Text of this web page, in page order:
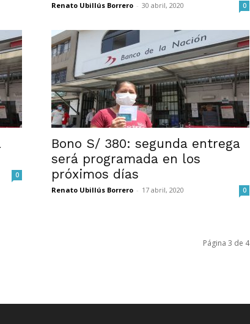
Renato Ubillús Borrero - 30 abril, 2020 0
0
Bono S/ 380: segunda entrega
será programada en los
próximos días
Renato Ubillús Borrero - 17 abril, 2020 0
Página 3 de 4